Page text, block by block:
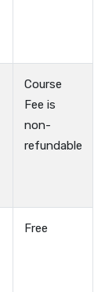
Course
Fee is
non-
refundable
Free